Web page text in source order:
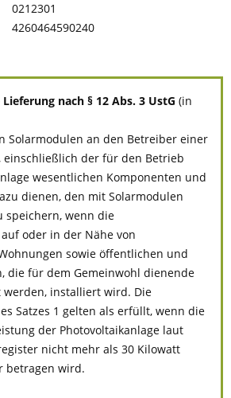
0212301
4260464590240
nach § 12 Abs. 3 UstG (in
Solarmodulen an den Betreiber einer
einschließlich der für den Betrieb
wesentlichen Komponenten und
dienen, den mit Solarmodulen
speichern, wenn die
oder in der Nähe von
sowie öffentlichen und
die für dem Gemeinwohl dienende
werden, installiert wird. Die
Satzes 1 gelten als erfüllt, wenn die
der Photovoltaikanlage laut
nicht mehr als 30 Kilowatt
betragen wird.